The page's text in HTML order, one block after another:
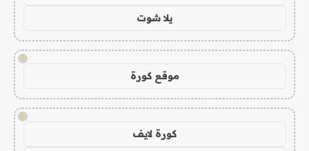
يلا شوت
!
موقع كورة
!
كورة لايف